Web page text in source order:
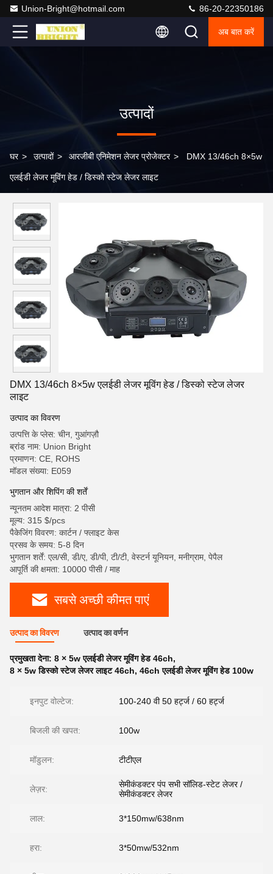
Union-Bright@hotmail.com 86-20-22350186
अब बात करें
उत्पादों
घर > उत्पादों > आरजीबी एनिमेशन लेजर प्रोजेक्टर > DMX 13/46ch 8×5w
एलईडी लेजर मूविंग हेड / डिस्को स्टेज लेजर लाइट
DMX 13/46ch 8×5w एलईडी लेजर मूविंग हेड / डिस्को स्टेज लेजर
लाइट
उत्पाद का विवरण
उत्पत्ति के प्लेस: चीन, गुआंगज़ौ
ब्रांड नाम: Union Bright
प्रमाणन: CE, ROHS
मॉडल संख्या: E059
भुगतान और शिपिंग की शर्तें
न्यूनतम आदेश मात्रा: 2 पीसी
मूल्य: 315 $/pcs
पैकेजिंग विवरण: कार्टन / फ्लाइट केस
प्रसव के समय: 5-8 दिन
भुगतान शर्तें: एल/सी, डी/ए, डी/पी, टी/टी, वेस्टर्न यूनियन, मनीग्राम, पेपैल
आपूर्ति की क्षमता: 10000 पीसी / माह
सबसे अच्छी कीमत पाएं
उत्पाद का विवरण उत्पाद का वर्णन
प्रमुखता देना: 8 × 5w एलईडी लेजर मूविंग हेड 46ch,
8 × 5w डिस्को स्टेज लेजर लाइट 46ch, 46ch एलईडी लेजर मूविंग हेड 100w
इनपुट वोल्टेज: 100-240 वी 50 हर्ट्ज / 60 हर्ट्ज
बिजली की खपत: 100w
मॉडुलन: टीटीएल
लेज़र:
सेमीकंडक्टर पंप सभी सॉलिड-स्टेट लेजर /
सेमीकंडक्टर लेजर
लाल: 3*150mw/638nm
हरा: 3*50mw/532nm